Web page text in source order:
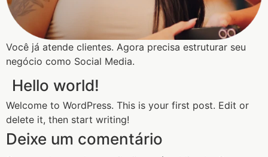
Você já atende clientes. Agora precisa estruturar seu
negócio como Social Media.
Hello world!
Welcome to WordPress. This is your first post. Edit or
delete it, then start writing!
Deixe um comentário